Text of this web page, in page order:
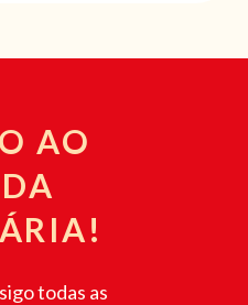
AO
todas as